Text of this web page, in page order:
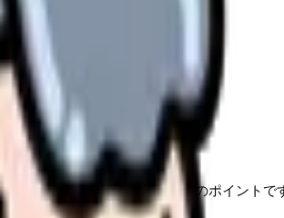
的に準備する ことが転職成功のポイントで